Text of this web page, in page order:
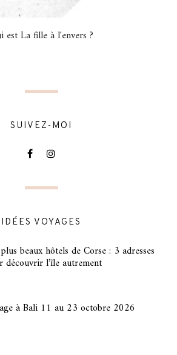
est La fille à l'envers ?
SUIVEZ-MOI
IDÉES VOYAGES
beaux hôtels de Corse : 3 adresses
découvrir l’île autrement
à Bali 11 au 23 octobre 2026